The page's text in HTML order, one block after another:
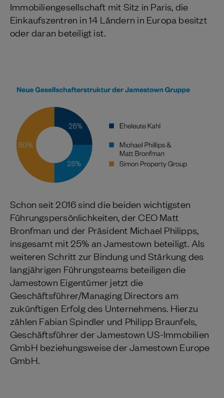
Immobiliengesellschaft mit Sitz in Paris, die
Einkaufszentren in 14 Ländern in Europa besitzt
oder daran beteiligt ist.
Schon seit 2016 sind die beiden wichtigsten
Führungspersönlichkeiten, der CEO Matt
Bronfman und der Präsident Michael Philipps,
insgesamt mit 25% an Jamestown beteiligt. Als
weiteren Schritt zur Bindung und Stärkung des
langjährigen Führungsteams beteiligen die
Jamestown Eigentümer jetzt die
Geschäftsführer/Managing Directors am
zukünftigen Erfolg des Unternehmens. Hierzu
zählen Fabian Spindler und Philipp Braunfels,
Geschäftsführer der Jamestown US-Immobilien
GmbH beziehungsweise der Jamestown Europe
GmbH.